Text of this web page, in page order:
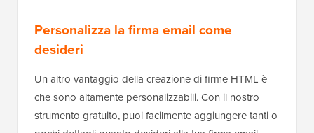
Personalizza la firma email come
desideri
Un altro vantaggio della creazione di firme HTML è
che sono altamente personalizzabili. Con il nostro
strumento gratuito, puoi facilmente aggiungere tanti o